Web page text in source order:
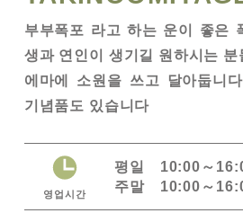
부부폭포 라고 하는 운이 좋은
생과 연인이 생기길 원하시는 분
에마에 소원을 쓰고 달아둡니
기념품도 있습니다
영업시간
평일 10:00～
주말 10:00～